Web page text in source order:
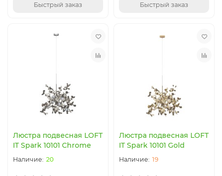
Быстрый заказ Быстрый заказ
Люстра подвесная LOFT
IT Spark 10101 Chrome
20
Люстра подвесная LOFT
IT Spark 10101 Gold
19